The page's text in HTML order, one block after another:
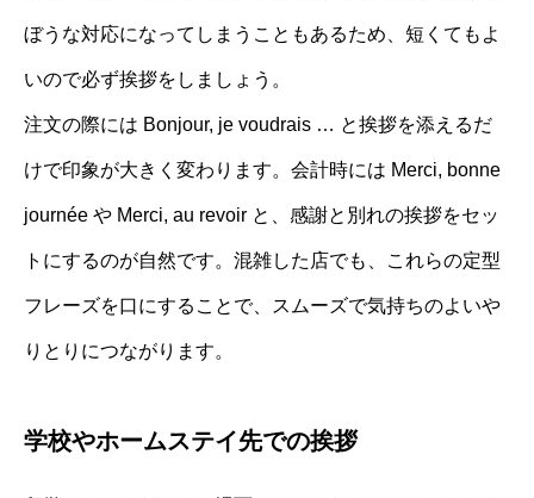
ぼうな対応になってしまうこともあるため、短くてもよ
いので必ず挨拶をしましょう。
注文の際には Bonjour, je voudrais … と挨拶を添えるだ
けで印象が大きく変わります。会計時には Merci, bonne
journée や Merci, au revoir と、感謝と別れの挨拶をセッ
トにするのが自然です。混雑した店でも、これらの定型
フレーズを口にすることで、スムーズで気持ちのよいや
りとりにつながります。
学校やホームステイ先での挨拶